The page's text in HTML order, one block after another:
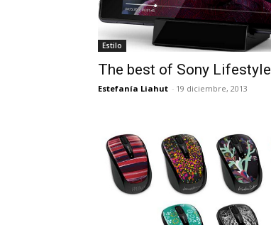
Estilo
The best of Sony Lifestyle
Estefanía Liahut - 19 diciembre, 2013